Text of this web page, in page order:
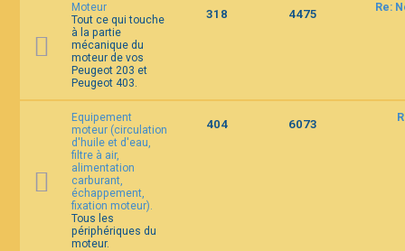
Moteur
Tout ce qui touche
à la partie
mécanique du
moteur de vos
Peugeot 203 et
Peugeot 403.
318 4475 Re:
Equipement
moteur (circulation
d'huile et d'eau,
filtre à air,
alimentation
carburant,
échappement,
fixation moteur).
Tous les
périphériques du
moteur.
404 6073